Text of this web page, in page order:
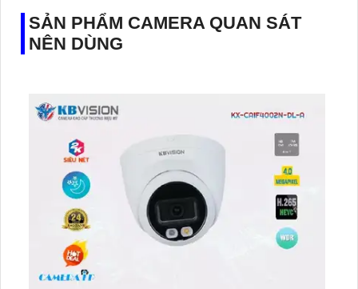
SẢN PHẨM CAMERA QUAN SÁT
NÊN DÙNG